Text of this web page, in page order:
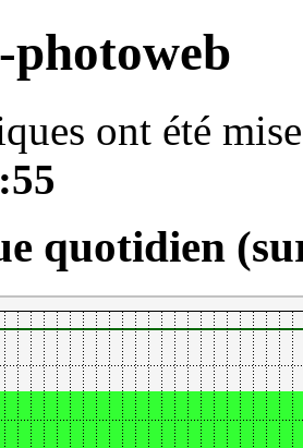
photoweb
ont été
quotidien